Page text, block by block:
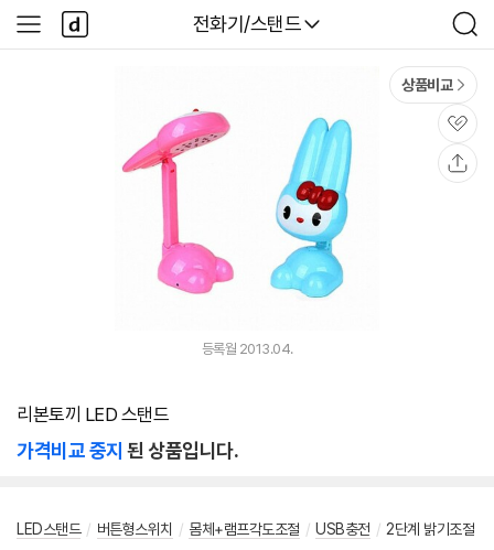
다나와
전화기/스탠드
검
색
사
이
다
나
와
상품비교
관
심
등록월 2013.04.
리본토끼 LED 스탠드
가격비교 중지 된 상품입니다.
LED스탠드 / 버튼형스위치 / 몸체+램프각도조절 / USB충전 / 2단계 밝기조절